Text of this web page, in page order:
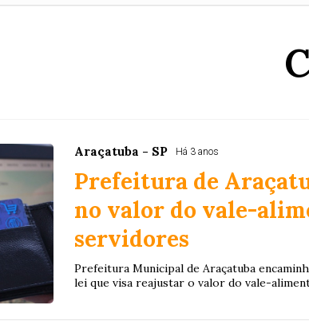
Araçatuba - SP Há 3 anos
Prefeitura de
no valor do vale-
servidores
Prefeitura Municipal de Araçatuba
lei que visa reajustar o valor do vale-